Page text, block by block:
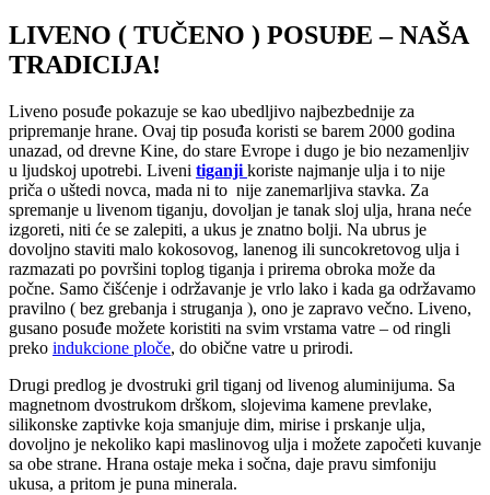
LIVENO ( TUČENO ) POSUĐE – NAŠA
TRADICIJA!
Liveno posuđe pokazuje se kao ubedljivo najbezbednije za
pripremanje hrane. Ovaj tip posuđa koristi se barem 2000 godina
unazad, od drevne Kine, do stare Evrope i dugo je bio nezamenljiv
u ljudskoj upotrebi. Liveni tiganji koriste najmanje ulja i to nije
priča o uštedi novca, mada ni to nije zanemarljiva stavka. Za
spremanje u livenom tiganju, dovoljan je tanak sloj ulja, hrana neće
izgoreti, niti će se zalepiti, a ukus je znatno bolji. Na ubrus je
dovoljno staviti malo kokosovog, lanenog ili suncokretovog ulja i
razmazati po površini toplog tiganja i prirema obroka može da
počne. Samo čišćenje i održavanje je vrlo lako i kada ga održavamo
pravilno ( bez grebanja i struganja ), ono je zapravo večno. Liveno,
gusano posuđe možete koristiti na svim vrstama vatre – od ringli
preko indukcione ploče, do obične vatre u prirodi.
Drugi predlog je dvostruki gril tiganj od livenog aluminijuma. Sa
magnetnom dvostrukom drškom, slojevima kamene prevlake,
silikonske zaptivke koja smanjuje dim, mirise i prskanje ulja,
dovoljno je nekoliko kapi maslinovog ulja i možete započeti kuvanje
sa obe strane. Hrana ostaje meka i sočna, daje pravu simfoniju
ukusa, a pritom je puna minerala.